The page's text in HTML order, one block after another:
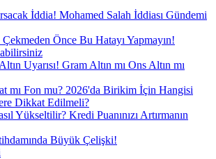
İddia! Mohamed Salah İddiası Gündemi
Önce Bu Hatayı Yapmayın!
Uyarısı! Gram Altın mı Ons Altın mı
mı Fon mu? 2026'da Birikim İçin Hangisi
Dikkat Edilmeli?
Yükseltilir? Kredi Puanınızı Artırmanın
Büyük Çelişki!